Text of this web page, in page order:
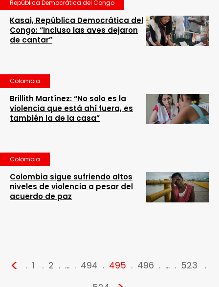
República Democrática del Congo
Kasai, República Democrática del
Congo: “Incluso las aves dejaron
de cantar”
Colombia
Brillith Martínez: “No solo es la
violencia que está ahí fuera, es
también la de la casa”
Colombia
Colombia sigue sufriendo altos
niveles de violencia a pesar del
acuerdo de paz
< 1 2 … 494 495 496 …
523